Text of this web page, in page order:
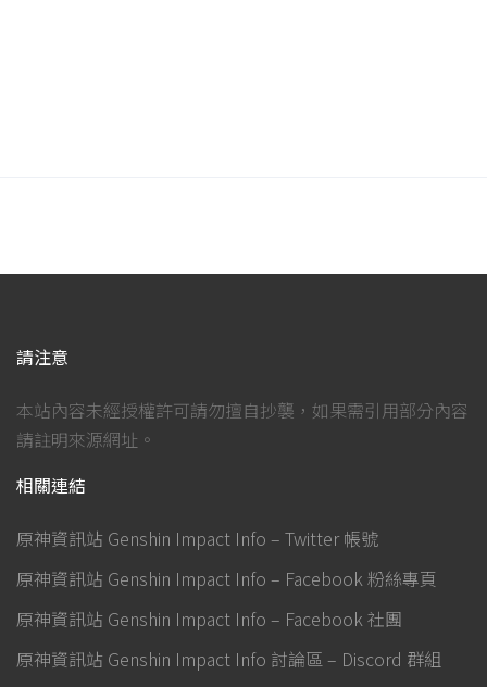
請注意
本站內容未經授權許可請勿擅自抄襲，如果需引用部分內容
請註明來源網址。
相關連結
原神資訊站 Genshin Impact Info – Twitter 帳號
原神資訊站 Genshin Impact Info – Facebook 粉絲專頁
原神資訊站 Genshin Impact Info – Facebook 社團
原神資訊站 Genshin Impact Info 討論區 – Discord 群組